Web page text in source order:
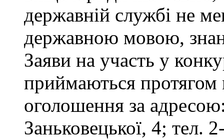
державній службі не
державною мовою,
Заяви на участь у
приймаються протягом
оголошення за
Заньковецької, 4; тел.